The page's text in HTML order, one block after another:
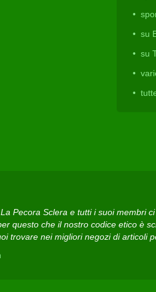
su
su
Pecora Sclera e tutti i suoi membri
questo che il nostro codice etico è
trovare nei migliori negozi di articoli